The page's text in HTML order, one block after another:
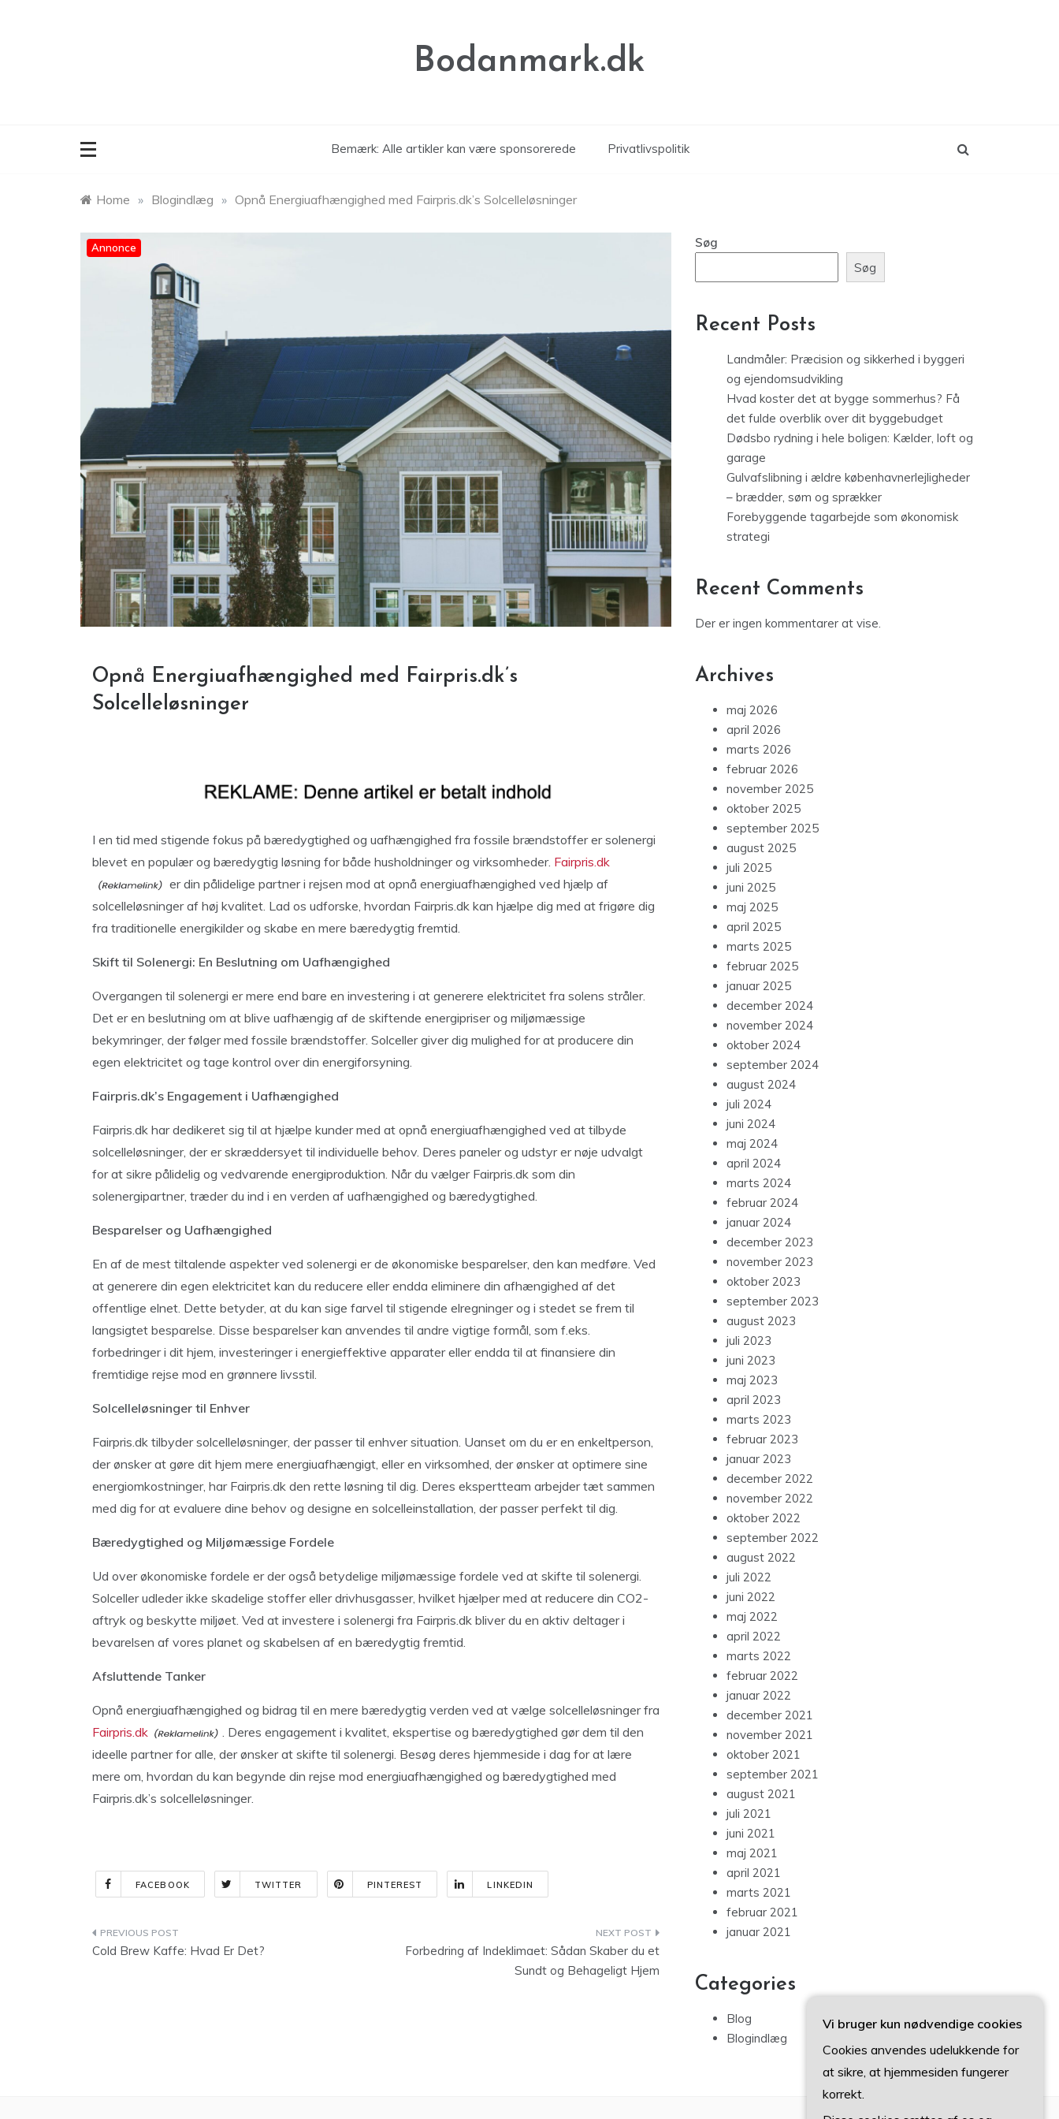
Bodanmark.dk
Bemærk: Alle artikler kan være sponsorerede Privatlivspolitik
Home » Blogindlæg » Opnå Energiuafhængighed med Fairpris.dk’s Solcelleløsninger
Annonce
Opnå Energiuafhængighed med Fairpris.dk’s
Solcelleløsninger
I en tid med stigende fokus på bæredygtighed og uafhængighed fra fossile brændstoffer er solenergi
blevet en populær og bæredygtig løsning for både husholdninger og virksomheder. Fairpris.dk
er din pålidelige partner i rejsen mod at opnå energiuafhængighed ved hjælp af
solcelleløsninger af høj kvalitet. Lad os udforske, hvordan Fairpris.dk kan hjælpe dig med at frigøre dig
fra traditionelle energikilder og skabe en mere bæredygtig fremtid.
Skift til Solenergi: En Beslutning om Uafhængighed
Overgangen til solenergi er mere end bare en investering i at generere elektricitet fra solens stråler.
Det er en beslutning om at blive uafhængig af de skiftende energipriser og miljømæssige
bekymringer, der følger med fossile brændstoffer. Solceller giver dig mulighed for at producere din
egen elektricitet og tage kontrol over din energiforsyning.
Fairpris.dk’s Engagement i Uafhængighed
Fairpris.dk har dedikeret sig til at hjælpe kunder med at opnå energiuafhængighed ved at tilbyde
solcelleløsninger, der er skræddersyet til individuelle behov. Deres paneler og udstyr er nøje udvalgt
for at sikre pålidelig og vedvarende energiproduktion. Når du vælger Fairpris.dk som din
solenergipartner, træder du ind i en verden af uafhængighed og bæredygtighed.
Besparelser og Uafhængighed
En af de mest tiltalende aspekter ved solenergi er de økonomiske besparelser, den kan medføre. Ved
at generere din egen elektricitet kan du reducere eller endda eliminere din afhængighed af det
offentlige elnet. Dette betyder, at du kan sige farvel til stigende elregninger og i stedet se frem til
langsigtet besparelse. Disse besparelser kan anvendes til andre vigtige formål, som f.eks.
forbedringer i dit hjem, investeringer i energieffektive apparater eller endda til at finansiere din
fremtidige rejse mod en grønnere livsstil.
Solcelleløsninger til Enhver
Fairpris.dk tilbyder solcelleløsninger, der passer til enhver situation. Uanset om du er en enkeltperson,
der ønsker at gøre dit hjem mere energiuafhængigt, eller en virksomhed, der ønsker at optimere sine
energiomkostninger, har Fairpris.dk den rette løsning til dig. Deres ekspertteam arbejder tæt sammen
med dig for at evaluere dine behov og designe en solcelleinstallation, der passer perfekt til dig.
Bæredygtighed og Miljømæssige Fordele
Ud over økonomiske fordele er der også betydelige miljømæssige fordele ved at skifte til solenergi.
Solceller udleder ikke skadelige stoffer eller drivhusgasser, hvilket hjælper med at reducere din CO2-
aftryk og beskytte miljøet. Ved at investere i solenergi fra Fairpris.dk bliver du en aktiv deltager i
bevarelsen af vores planet og skabelsen af en bæredygtig fremtid.
Afsluttende Tanker
Opnå energiuafhængighed og bidrag til en mere bæredygtig verden ved at vælge solcelleløsninger fra
Fairpris.dk
. Deres engagement i kvalitet, ekspertise og bæredygtighed gør dem til den
ideelle partner for alle, der ønsker at skifte til solenergi. Besøg deres hjemmeside i dag for at lære
mere om, hvordan du kan begynde din rejse mod energiuafhængighed og bæredygtighed med
Fairpris.dk’s solcelleløsninger.
FACEBOOK TWITTER PINTEREST LINKEDIN
Indlægsnavigation
Cold Brew Kaffe: Hvad Er Det?
Forbedring af Indeklimaet: Sådan Skaber du et
Sundt og Behageligt Hjem
Søg
Søg
Recent Posts
Landmåler: Præcision og sikkerhed i byggeri
og ejendomsudvikling
Hvad koster det at bygge sommerhus? Få
det fulde overblik over dit byggebudget
Dødsbo rydning i hele boligen: Kælder, loft og
garage
Gulvafslibning i ældre københavnerlejligheder
– brædder, søm og sprækker
Forebyggende tagarbejde som økonomisk
strategi
Recent Comments
Der er ingen kommentarer at vise.
Archives
maj 2026
april 2026
marts 2026
februar 2026
november 2025
oktober 2025
september 2025
august 2025
juli 2025
juni 2025
maj 2025
april 2025
marts 2025
februar 2025
januar 2025
december 2024
november 2024
oktober 2024
september 2024
august 2024
juli 2024
juni 2024
maj 2024
april 2024
marts 2024
februar 2024
januar 2024
december 2023
november 2023
oktober 2023
september 2023
august 2023
juli 2023
juni 2023
maj 2023
april 2023
marts 2023
februar 2023
januar 2023
december 2022
november 2022
oktober 2022
september 2022
august 2022
juli 2022
juni 2022
maj 2022
april 2022
marts 2022
februar 2022
januar 2022
december 2021
november 2021
oktober 2021
september 2021
august 2021
juli 2021
juni 2021
maj 2021
april 2021
marts 2021
februar 2021
januar 2021
Categories
Blog
Blogindlæg
Vi bruger kun nødvendige cookies
Cookies anvendes udelukkende for
at sikre, at hjemmesiden fungerer
korrekt.